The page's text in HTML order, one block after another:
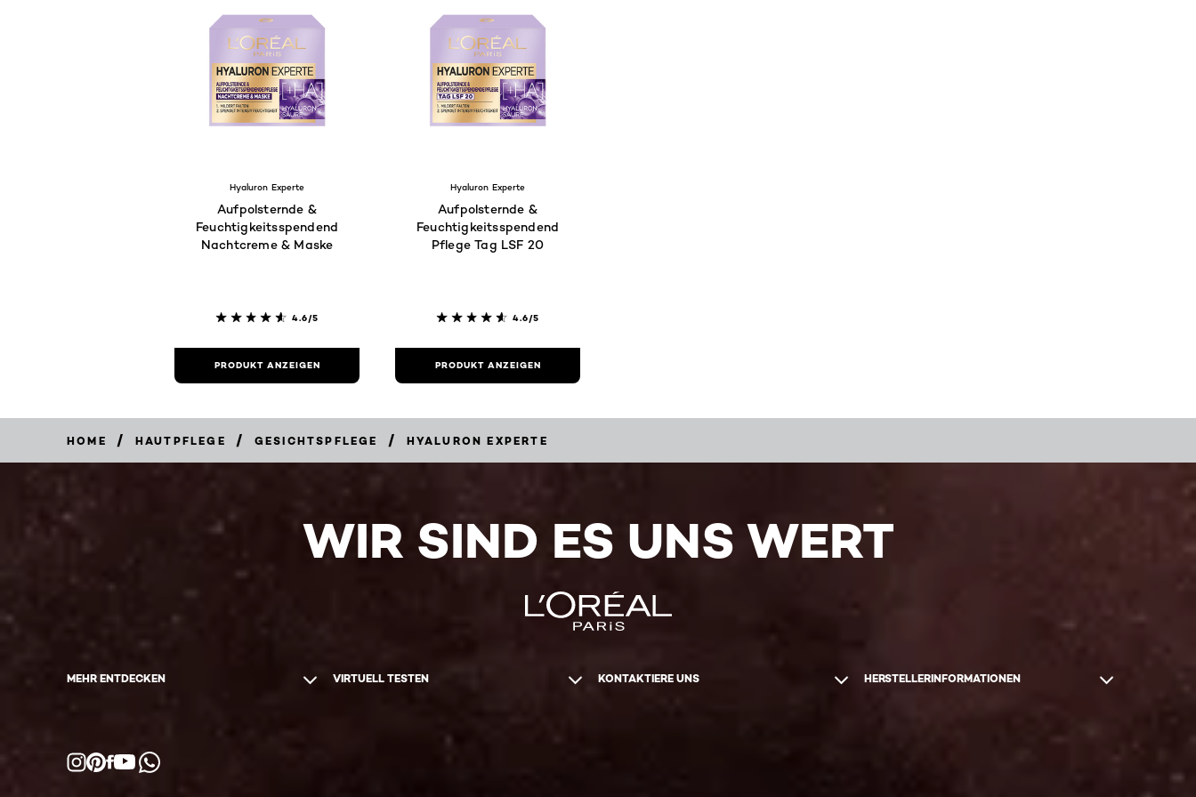
Hyaluron Experte
Aufpolsternde &
Feuchtigkeitsspendende
Nachtcreme & Maske
4.6/5
PRODUKT ANZEIGEN
Hyaluron Experte
Aufpolsternde &
Feuchtigkeitsspendende
Pflege Tag LSF 20
4.6/5
PRODUKT ANZEIGEN
HOME / HAUTPFLEGE / GESICHTSPFLEGE / HYALURON EXPERTE
WIR SIND ES UNS WERT
MEHR ENTDECKEN VIRTUELL TESTEN KONTAKTIERE UNS HERSTELLERINFORMATIONEN
Facebook
YouTube